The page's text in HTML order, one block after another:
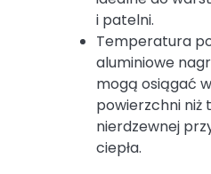
i patelni.
Temperatura
aluminiowe
mogą osiągać
powierzchni niż
nierdzewnej
ciepła.